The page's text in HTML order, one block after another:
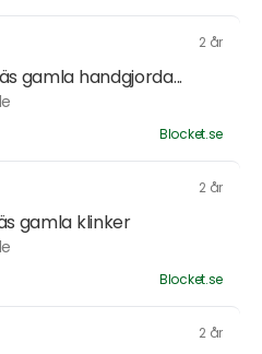
2 år
gamla handgjorda...
Blocket.se
2 år
gamla klinker
Blocket.se
2 år